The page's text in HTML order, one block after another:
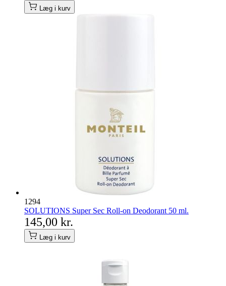
Læg i kurv
1294
SOLUTIONS Super Sec Roll-on Deodorant 50 ml.
145,00 kr.
Læg i kurv